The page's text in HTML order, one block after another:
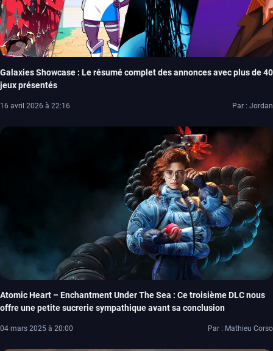
Galaxies Showcase : Le résumé complet des annonces avec plus de 40
jeux présentés
16 avril 2026 à 22:16 Par : Jordan
Atomic Heart – Enchantment Under The Sea : Ce troisième DLC nous
offre une petite sucrerie sympathique avant sa conclusion
04 mars 2025 à 20:00 Par : Mathieu Corso